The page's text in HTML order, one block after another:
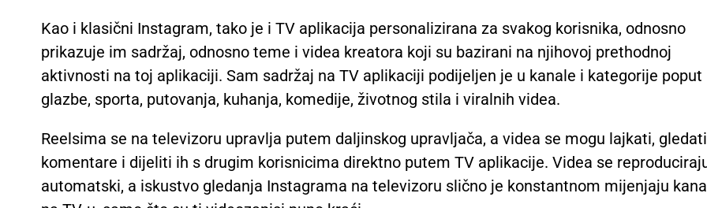
Kao i klasični Instagram, tako je i TV aplikacija personalizirana za svakog korisnika, odnosno
prikazuje im sadržaj, odnosno teme i videa kreatora koji su bazirani na njihovoj prethodnoj
aktivnosti na toj aplikaciji. Sam sadržaj na TV aplikaciji podijeljen je u kanale i kategorije poput
glazbe, sporta, putovanja, kuhanja, komedije, životnog stila i viralnih videa.
Reelsima se na televizoru upravlja putem daljinskog upravljača, a videa se mogu lajkati, gledati
komentare i dijeliti ih s drugim korisnicima direktno putem TV aplikacije. Videa se
automatski, a iskustvo gledanja Instagrama na televizoru slično je konstantnom mijenjaju